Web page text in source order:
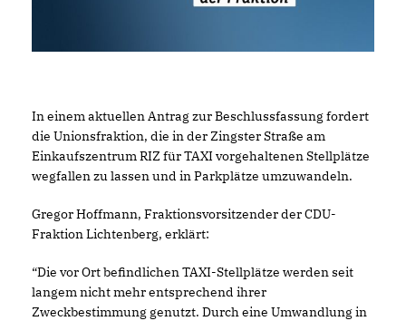
In einem aktuellen Antrag zur Beschlussfassung fordert
die Unionsfraktion, die in der Zingster Straße am
Einkaufszentrum RIZ für TAXI vorgehaltenen Stellplätze
wegfallen zu lassen und in Parkplätze umzuwandeln.
Gregor Hoffmann, Fraktionsvorsitzender der CDU-
Fraktion Lichtenberg, erklärt:
“Die vor Ort befindlichen TAXI-Stellplätze werden seit
langem nicht mehr entsprechend ihrer
Zweckbestimmung genutzt. Durch eine Umwandlung in